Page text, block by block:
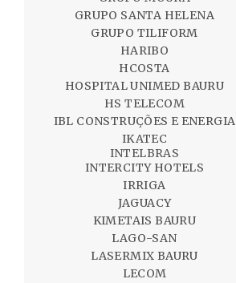
GRUPO SANTA HELENA
GRUPO TILIFORM
HARIBO
HCOSTA
HOSPITAL UNIMED BAURU
HS TELECOM
IBL CONSTRUÇÕES E ENERGIA
IKATEC
INTELBRAS
INTERCITY HOTELS
IRRIGA
JAGUACY
KIMETAIS BAURU
LAGO-SAN
LASERMIX BAURU
LECOM